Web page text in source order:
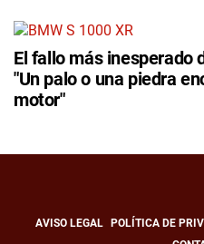
El fallo más inesperado
"Un palo o una piedra
motor"
AVISO LEGAL POLÍTICA DE